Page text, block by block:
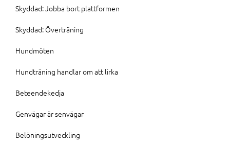
Skyddad: Jobba bort plattformen
Skyddad: Överträning
Hundmöten
Hundträning handlar om att lirka
Beteendekedja
Genvägar är senvägar
Belöningsutveckling